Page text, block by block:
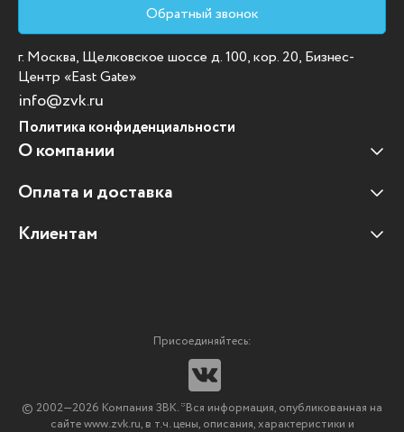
Обратный звонок
г. Москва, Щелковское шоссе д. 100, кор. 20, Бизнес-
Центр «East Gate»
info@zvk.ru
Политика конфиденциальности
О компании
Наши клиенты
Отзывы клиентов
Оплата и доставка
Оплата и доставка
Клиентам
Мультимедийное оборудование
Импортозамещение ПО
© 2002—2026 Компания ЗВК. *Вся информация, опубликованная на
сайте www.zvk.ru, в т.ч. цены, описания, характеристики и
Присоединяйтесь: